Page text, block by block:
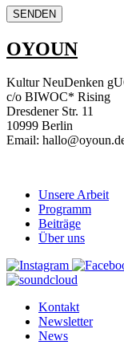
OYOUN
Kultur NeuDenken
c/o BIWOC* Rising
Dresdener Str. 11
10999 Berlin
Email:
Unsere Arbeit
Programm
Beiträge
Über uns
Kontakt
Newsletter
News